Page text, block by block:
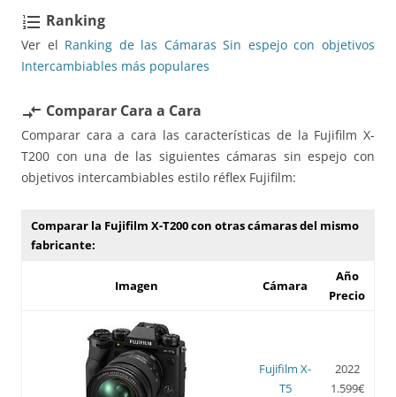
format_list_numbered Ranking
Ver el Ranking de las Cámaras Sin espejo con objetivos
Intercambiables más populares
compare_arrows Comparar Cara a Cara
Comparar cara a cara las características de la Fujifilm X-
T200 con una de las siguientes cámaras sin espejo con
objetivos intercambiables estilo réflex Fujifilm:
Comparar la Fujifilm X-T200 con otras cámaras del mismo
fabricante:
Imagen Cámara
Año
Precio
Fujifilm X-
T5
2022
1.599€